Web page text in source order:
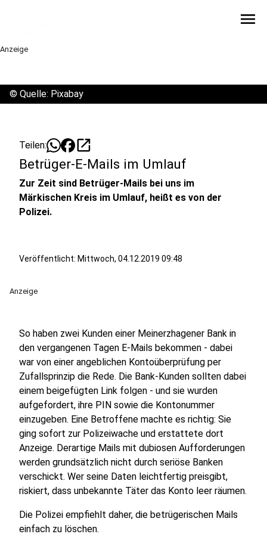
menu
Anzeige
© Quelle: Pixabay
Teilen: open_in_new
Betrüger-E-Mails im Umlauf
Zur Zeit sind Betrüger-Mails bei uns im
Märkischen Kreis im Umlauf, heißt es von der
Polizei.
Veröffentlicht: Mittwoch, 04.12.2019 09:48
Anzeige
So haben zwei Kunden einer Meinerzhagener Bank in
den vergangenen Tagen E-Mails bekommen - dabei
war von einer angeblichen Kontoüberprüfung per
Zufallsprinzip die Rede. Die Bank-Kunden sollten dabei
einem beigefügten Link folgen - und sie wurden
aufgefordert, ihre PIN sowie die Kontonummer
einzugeben. Eine Betroffene machte es richtig: Sie
ging sofort zur Polizeiwache und erstattete dort
Anzeige. Derartige Mails mit dubiosen Aufforderungen
werden grundsätzlich nicht durch seriöse Banken
verschickt. Wer seine Daten leichtfertig preisgibt,
riskiert, dass unbekannte Täter das Konto leer räumen.
Die Polizei empfiehlt daher, die betrügerischen Mails
einfach zu löschen.